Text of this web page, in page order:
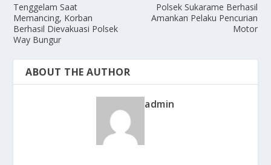
Tenggelam Saat
Memancing, Korban
Berhasil Dievakuasi Polsek
Way Bungur
Polsek Sukarame Berhasil
Amankan Pelaku Pencurian
Motor
ABOUT THE AUTHOR
admin